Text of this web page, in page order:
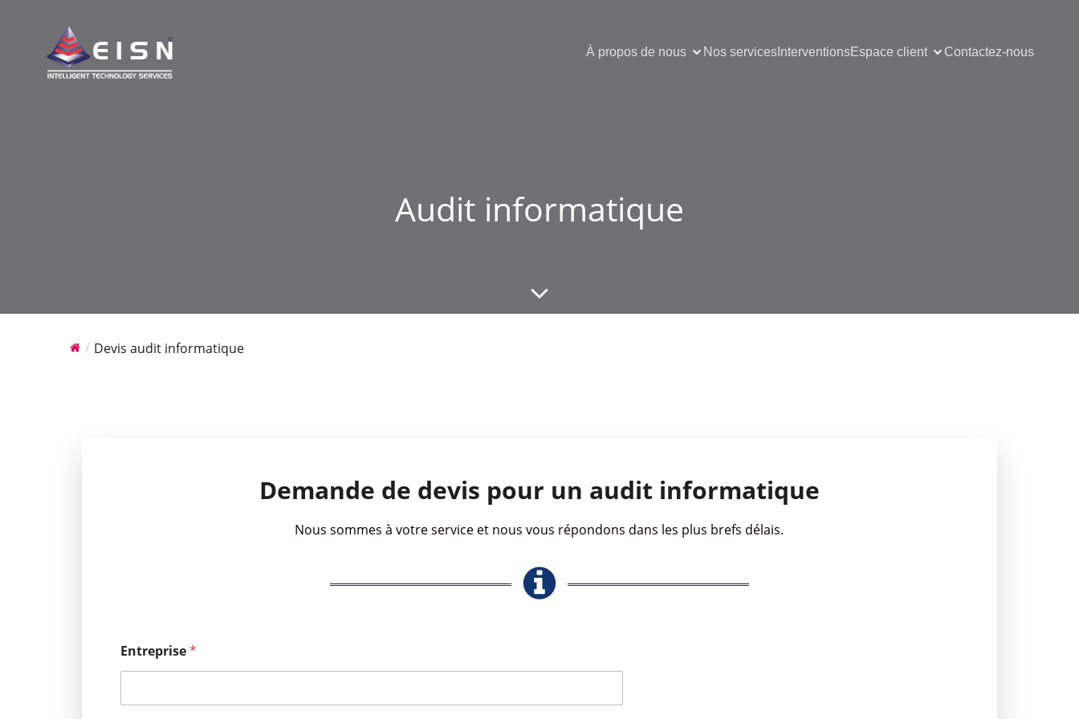
À propos de nous Nos services InterventionsEspace client Contactez-nous
Audit informatique
Devis audit informatique
Demande de devis pour un audit informatique
Nous sommes à votre service et nous vous répondons dans les plus brefs délais.
Entreprise*